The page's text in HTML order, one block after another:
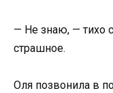
— Не знаю, — тихо
страшное.
Оля позвонила в